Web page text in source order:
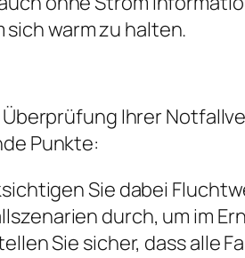
warm zu halten.
Ihrer
Punkte:
Sie dabei
durch, um im
Sie sicher, dass